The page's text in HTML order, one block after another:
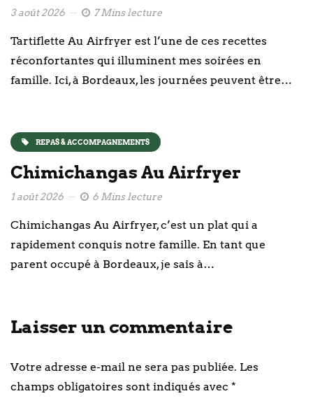
3 août 2026 7 Mins lecture
Tartiflette Au Airfryer est l’une de ces recettes
réconfortantes qui illuminent mes soirées en
famille. Ici, à Bordeaux, les journées peuvent être…
REPAS & ACCOMPAGNEMENTS
Chimichangas Au Airfryer
1 août 2026 6 Mins lecture
Chimichangas Au Airfryer, c’est un plat qui a
rapidement conquis notre famille. En tant que
parent occupé à Bordeaux, je sais à…
Laisser un commentaire
Votre adresse e-mail ne sera pas publiée. Les
champs obligatoires sont indiqués avec *